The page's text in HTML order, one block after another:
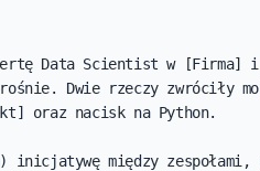
Data Scientist w [Firma] i
Dwie rzeczy zwróciły
oraz nacisk na Python.
inicjatywę między